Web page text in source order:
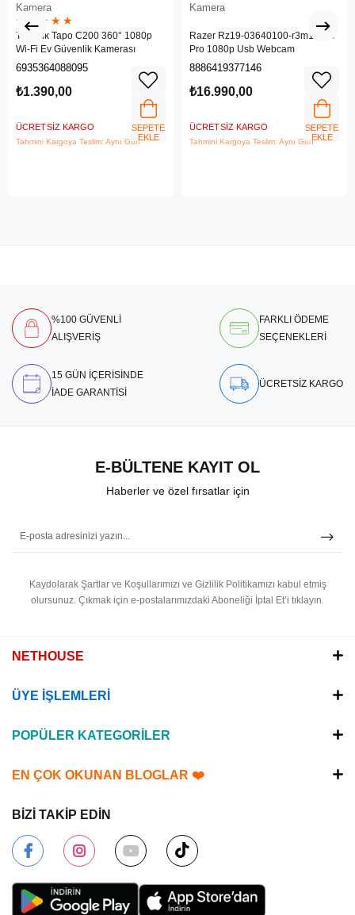
Kamera
★ ★ ★ ★ ★
TP-Link Tapo C200 360° 1080p
Wi-Fi Ev Güvenlik Kamerası
6935364088095
₺1.390,00
ÜCRETSIZ KARGO
Tahmini Kargoya Teslim: Aynı Gün
SEPETE
EKLE
Kamera
Razer Rz19-03640100-r3m1 Kiyo
Pro 1080p Usb Webcam
8886419377146
₺16.990,00
ÜCRETSIZ KARGO
Tahmini Kargoya Teslim: Aynı Gün
SEPETE
EKLE
%100 GÜVENLİ
ALIŞVERİŞ
FARKLI ÖDEME
SEÇENEKLERİ
15 GÜN İÇERİSİNDE
İADE GARANTİSİ
ÜCRETSİZ KARGO
E-BÜLTENE KAYIT OL
Haberler ve özel fırsatlar için
Kaydolarak Şartlar ve Koşullarımızı ve Gizlilik Politikamızı kabul etmiş
olursunuz. Çıkmak için e-postalarımızdaki Aboneliği İptal Et’i tıklayın.
NETHOUSE
ÜYE İŞLEMLERİ
POPÜLER KATEGORİLER
EN ÇOK OKUNAN BLOGLAR ❤️
BİZİ TAKİP EDİN